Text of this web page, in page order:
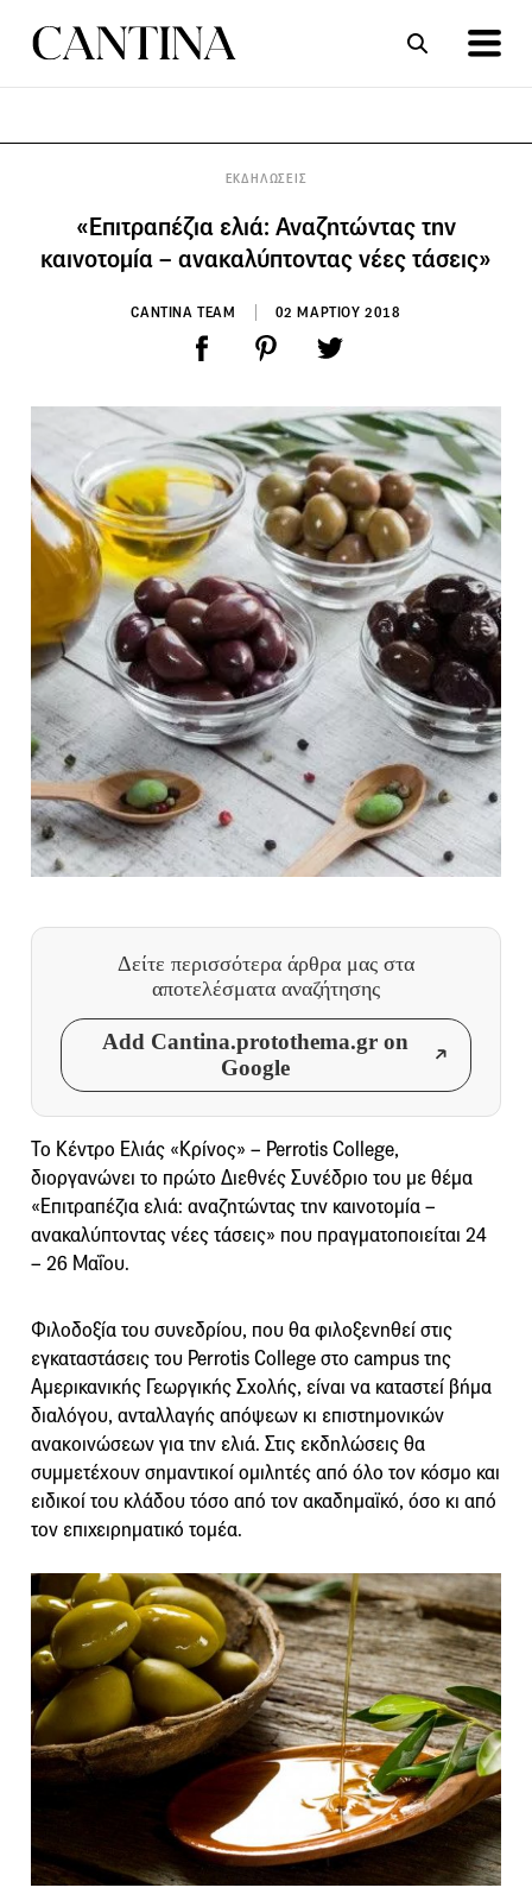
ΕΚΔΗΛΩΣΕΙΣ
«Επιτραπέζια ελιά: Αναζητώντας την
καινοτομία – ανακαλύπτοντας νέες τάσεις»
CANTINA TEAM 02 ΜΑΡΤΙΟΥ 2018
Δείτε περισσότερα άρθρα μας στα
αποτελέσματα αναζήτησης
Add Cantina.protothema.gr on
Google
Το Κέντρο Ελιάς «Κρίνος» – Perrotis College,
διοργανώνει το πρώτο Διεθνές Συνέδριο του με θέμα
«Επιτραπέζια ελιά: αναζητώντας την καινοτομία –
ανακαλύπτοντας νέες τάσεις» που πραγματοποιείται 24
– 26 Μαΐου.
Φιλοδοξία του συνεδρίου, που θα φιλοξενηθεί στις
εγκαταστάσεις του Perrotis College στο campus της
Αμερικανικής Γεωργικής Σχολής, είναι να καταστεί βήμα
διαλόγου, ανταλλαγής απόψεων κι επιστημονικών
ανακοινώσεων για την ελιά. Στις εκδηλώσεις θα
συμμετέχουν σημαντικοί ομιλητές από όλο τον κόσμο και
ειδικοί του κλάδου τόσο από τον ακαδημαϊκό, όσο κι από
τον επιχειρηματικό τομέα.